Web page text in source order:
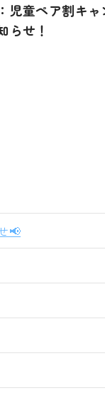
児童ペア割キャ
らせ！
📢